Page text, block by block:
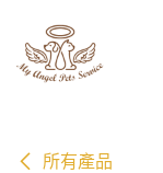
所有產品